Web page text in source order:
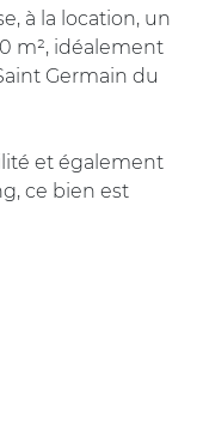
à la location, un
m², idéalement
Germain du
et également
ce bien est